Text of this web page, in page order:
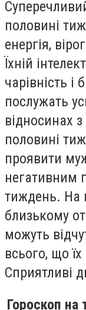
половинi
енергiя,
Їхнiй
чарiвнiсть i
послужать
вiдносинах
половинi
проявити
негативним
тиждень. На
близькому
можуть
всього, що
Сприятливi
Гороскоп на